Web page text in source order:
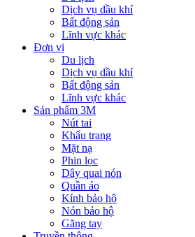
Dịch vụ dầu khí
Bất động sản
Lĩnh vực khác
Đơn vị
Du lịch
Dịch vụ dầu khí
Bất động sản
Lĩnh vực khác
Sản phẩm 3M
Nút tai
Khẩu trang
Mặt nạ
Phin lọc
Dây quai nón
Quần áo
Kính bảo hộ
Nón bảo hộ
Găng tay